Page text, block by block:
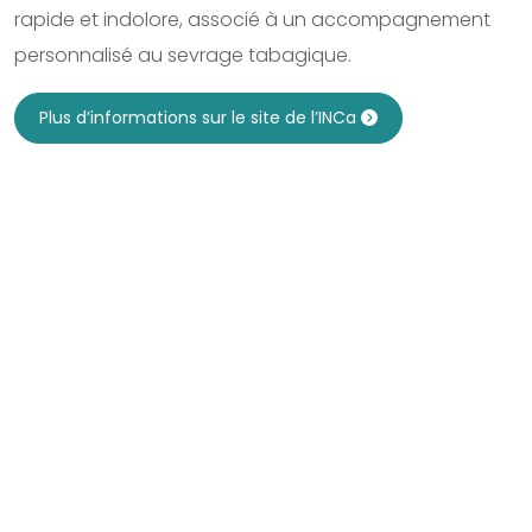
rapide et indolore, associé à un accompagnement
personnalisé au sevrage tabagique.
Plus d’informations sur le site de l’INCa